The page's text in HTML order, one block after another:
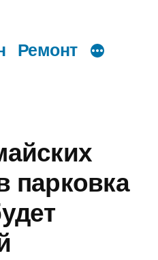
Ремонт
парковка